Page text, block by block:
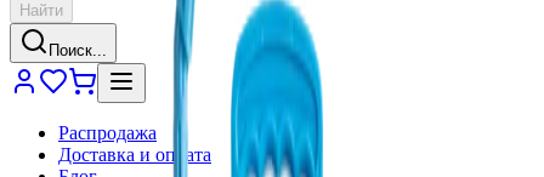
Найти
Поиск...
Распродажа
Доставка и оплата